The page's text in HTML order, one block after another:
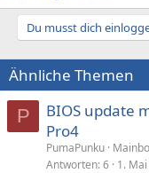
Du musst dich
Ähnliche Themen
P
BIOS update
Pro4
PumaPunku
Antworten 6 1.